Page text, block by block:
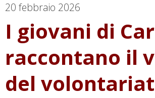
20 febbraio 2026
I giovani di
raccontano il
del